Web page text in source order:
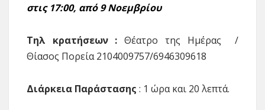
στις 17:00, από 9 Νοεμβρίου
Τηλ κρατήσεων : Θέατρο της Ημέρας /
Θίασος Πορεία 2104009757/6946309618
Διάρκεια Παράστασης : 1 ώρα και 20 λεπτά.